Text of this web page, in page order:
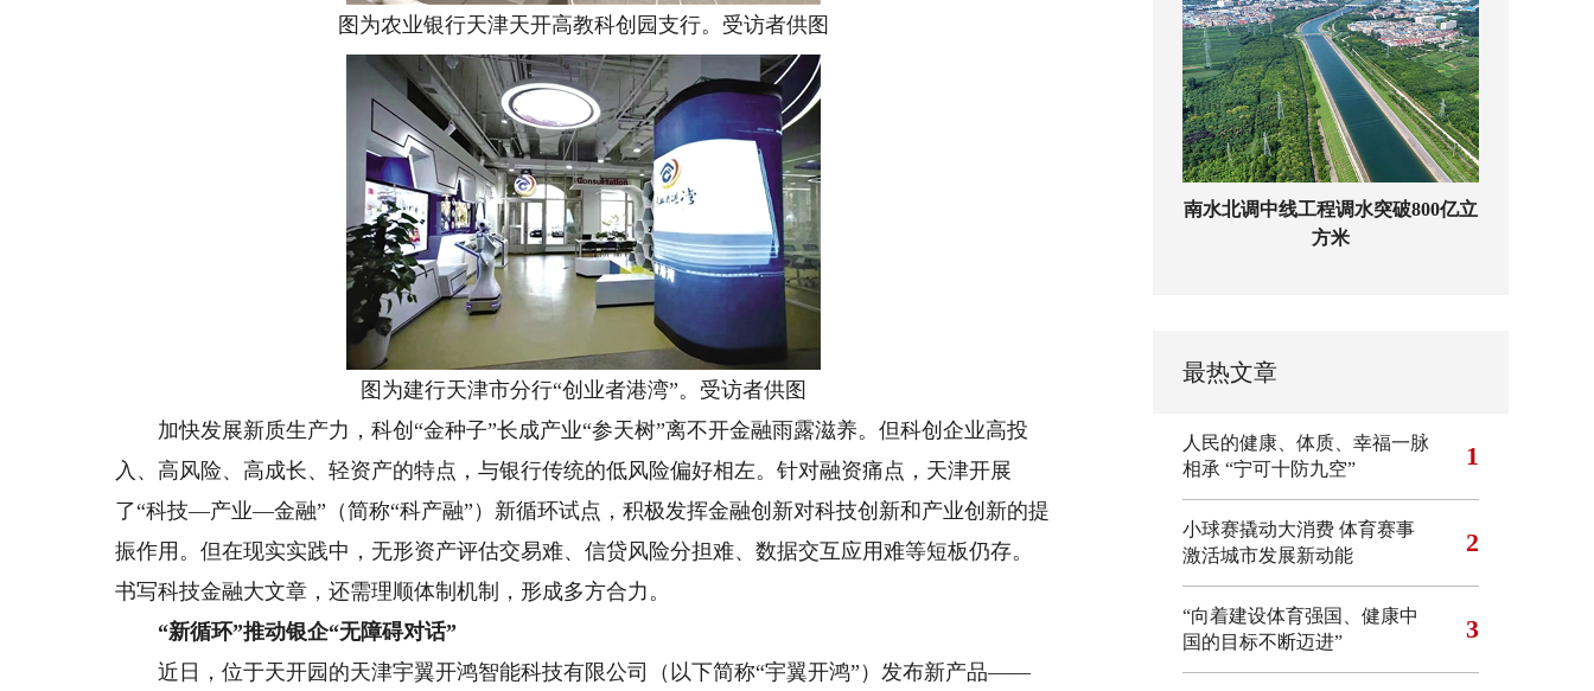
图为农业银行天津天开高教科创园支行。受访者供图
图为建行天津市分行“创业者港湾”。受访者供图
加快发展新质生产力，科创“金种子”长成产业“参天树”离不开金融雨露滋养。但科创企业高投
入、高风险、高成长、轻资产的特点，与银行传统的低风险偏好相左。针对融资痛点，天津开展
了“科技—产业—金融”（简称“科产融”）新循环试点，积极发挥金融创新对科技创新和产业创新的提
振作用。但在现实实践中，无形资产评估交易难、信贷风险分担难、数据交互应用难等短板仍存。
书写科技金融大文章，还需理顺体制机制，形成多方合力。
“新循环”推动银企“无障碍对话”
近日，位于天开园的天津宇翼开鸿智能科技有限公司（以下简称“宇翼开鸿”）发布新产品——
南水北调中线工程调水突破800亿立
方米
最热文章
人民的健康、体质、幸福一脉
相承 “宁可十防九空” 1
小球赛撬动大消费 体育赛事
激活城市发展新动能
2
“向着建设体育强国、健康中
国的目标不断迈进”
3